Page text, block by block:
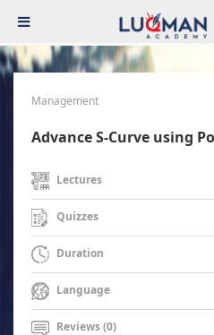
Management
Advance S-Curve using
Lectures
Quizzes
Duration
Language
Reviews (0)